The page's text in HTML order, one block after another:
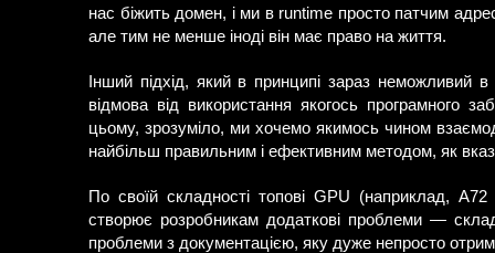
нас біжить домен, і ми в runtime просто патчим
але тим не менше іноді він має право на життя.
Інший підхід, який в принципі зараз неможливий
відмова від використання якогось програмного
цьому, зрозуміло, ми хочемо якимось чином
найбільш правильним і ефективним методом, як
По своїй складності топові GPU (наприклад,
створює розробникам додаткові проблеми —
проблеми з документацією, яку дуже непросто